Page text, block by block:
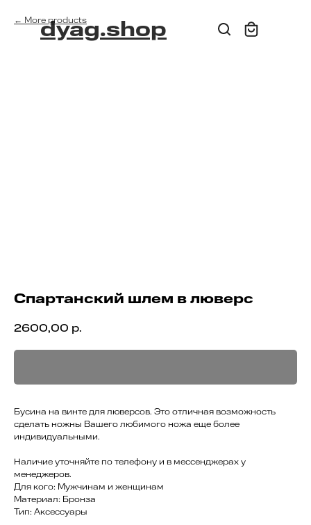
dyag.shop
More products
Спартанский шлем в люверс
2600,00 р.
Бусина на винте для люверсов. Это отличная возможность
сделать ножны Вашего любимого ножа еще более
индивидуальными.
Наличие уточняйте по телефону и в мессенджерах у
менеджеров.
Для кого: Мужчинам и женщинам
Материал: Бронза
Тип: Аксессуары